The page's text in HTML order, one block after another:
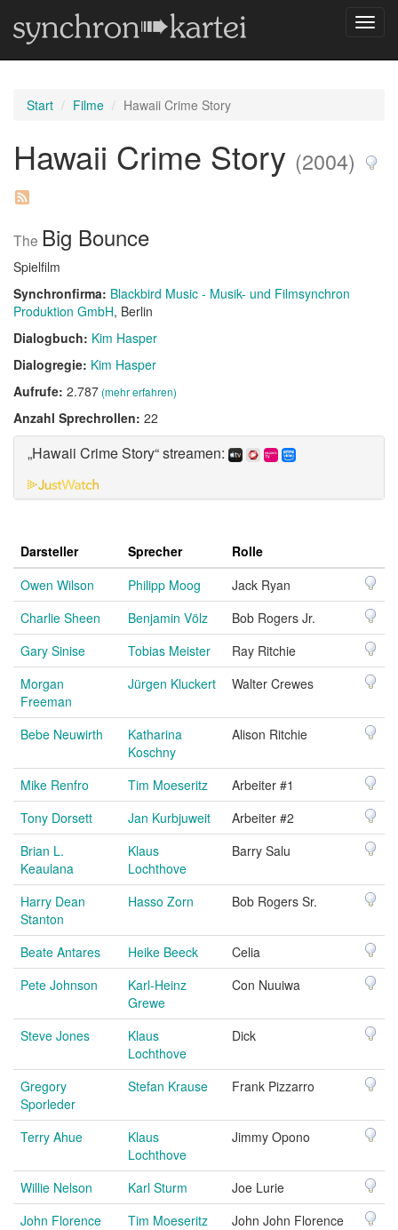
Start Filme Hawaii Crime Story
Hawaii Crime Story (2004)
The Big Bounce
Spielfilm
Synchronfirma: Blackbird Music - Musik- und Filmsynchron
Produktion GmbH, Berlin
Dialogbuch: Kim Hasper
Dialogregie: Kim Hasper
Aufrufe: 2.787(mehr erfahren)
Anzahl Sprechrollen: 22
„Hawaii Crime Story“ streamen:
Darsteller Sprecher
Rolle
Owen Wilson
Philipp Moog
Jack Ryan
Charlie Sheen
Benjamin Völz
Bob Rogers Jr.
Gary Sinise
Tobias Meister
Ray Ritchie
Morgan
Freeman
Jürgen Kluckert Walter Crewes
Bebe Neuwirth
Katharina
Koschny
Alison Ritchie
Mike Renfro Tim Moeseritz
Arbeiter #1
Tony Dorsett
Jan Kurbjuweit
Arbeiter #2
Brian L.
Keaulana
Klaus
Lochthove
Barry Salu
Harry Dean
Stanton
Hasso Zorn Bob Rogers Sr.
Beate Antares Heike Beeck
Celia
Pete Johnson
Karl-Heinz
Grewe
Con Nuuiwa
Steve Jones
Klaus
Lochthove
Dick
Gregory
Sporleder
Stefan Krause Frank Pizzarro
Terry Ahue
Klaus
Lochthove
Jimmy Opono
Willie Nelson Karl Sturm
Joe Lurie
John Florence
Tim Moeseritz
John John Florence